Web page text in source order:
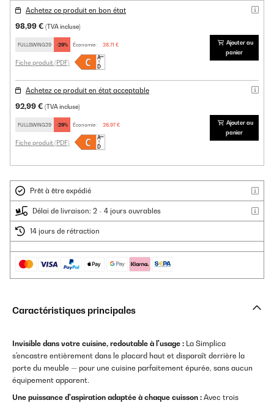
Achetez ce produit en bon état
98,99 € (TVA incluse)
FULLSWING29 -29% Économie : 28,71 €
Fiche produit (PDF)
Ajouter au
panier
Achetez ce produit en état acceptable
92,99 € (TVA incluse)
FULLSWING29 -29% Économie : 26,97 €
Fiche produit (PDF)
Ajouter au
panier
Prêt à être expédié
Délai de livraison: 2 - 4 jours ouvrables
14 jours de rétraction
Caractéristiques principales
Invisible dans votre cuisine, redoutable à l'usage : La Simplica
s'encastre entièrement dans le placard haut et disparaît derrière la
porte du meuble — pour une cuisine parfaitement épurée, sans aucun
équipement apparent.
Une puissance d'aspiration adaptée à chaque cuisson : Avec trois